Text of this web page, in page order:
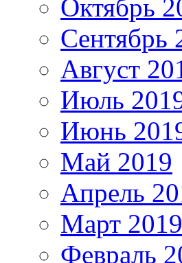
Октябрь
Сентябрь
Август
Июль
Июнь
Май 2019
Апрель
Март 2019
Февраль